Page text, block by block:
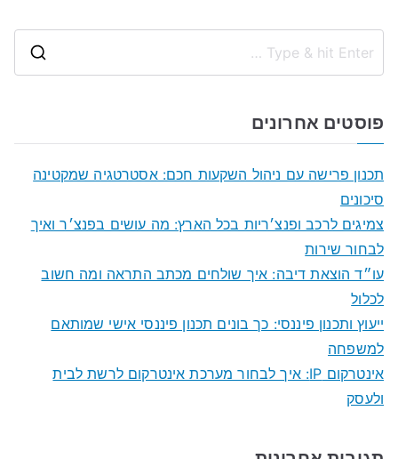
פוסטים אחרונים
תכנון פרישה עם ניהול השקעות חכם: אסטרטגיה שמקטינה
סיכונים
צמיגים לרכב ופנצ׳ריות בכל הארץ: מה עושים בפנצ׳ר ואיך
לבחור שירות
עו״ד הוצאת דיבה: איך שולחים מכתב התראה ומה חשוב
לכלול
ייעוץ ותכנון פיננסי: כך בונים תכנון פיננסי אישי שמותאם
למשפחה
אינטרקום IP: איך לבחור מערכת אינטרקום לרשת לבית
ולעסק